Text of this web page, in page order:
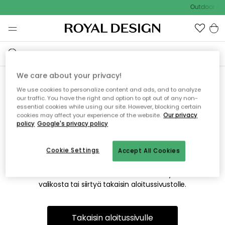
Outdoor
Emme valitettavasti löydä
etsimääsi sivua
Tämä voi johtua siitä, että sivua ei enää ole tai siitä, että se
on siirretty muualle. Pahoittelemme tästä mahdollisesti
valikosta tai siirtyä takaisin aloitussivustolle.
Takaisin aloitussivulle
We care about your privacy!
We use cookies to personalize content and ads, and to analyze
our traffic. You have the right and option to opt out of any non-
essential cookies while using our site. However, blocking certain
cookies may affect your experience of the website. Our privacy
policy Google's privacy policy
Accept All Cookies
Cookie Settings